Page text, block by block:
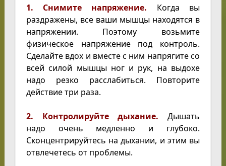
1. Снимите напряжение.
Когда вы
раздражены, все ваши мышцы находятся в
напряжении. Поэтому возьмите
физическое напряжение под контроль.
Сделайте вдох и вместе с ним напрягите со
всей силой мышцы ног и рук, на выдохе
надо резко расслабиться. Повторите
действие три раза.
2. Контролируйте дыхание. Дышать
надо очень медленно и глубоко.
Сконцентрируйтесь на дыхании, и этим вы
отвлечетесь от проблемы.